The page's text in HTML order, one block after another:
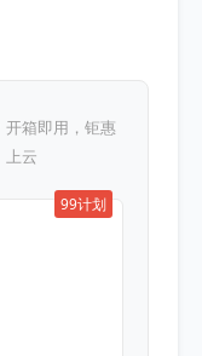
开箱即用，钜惠
上云
99计划